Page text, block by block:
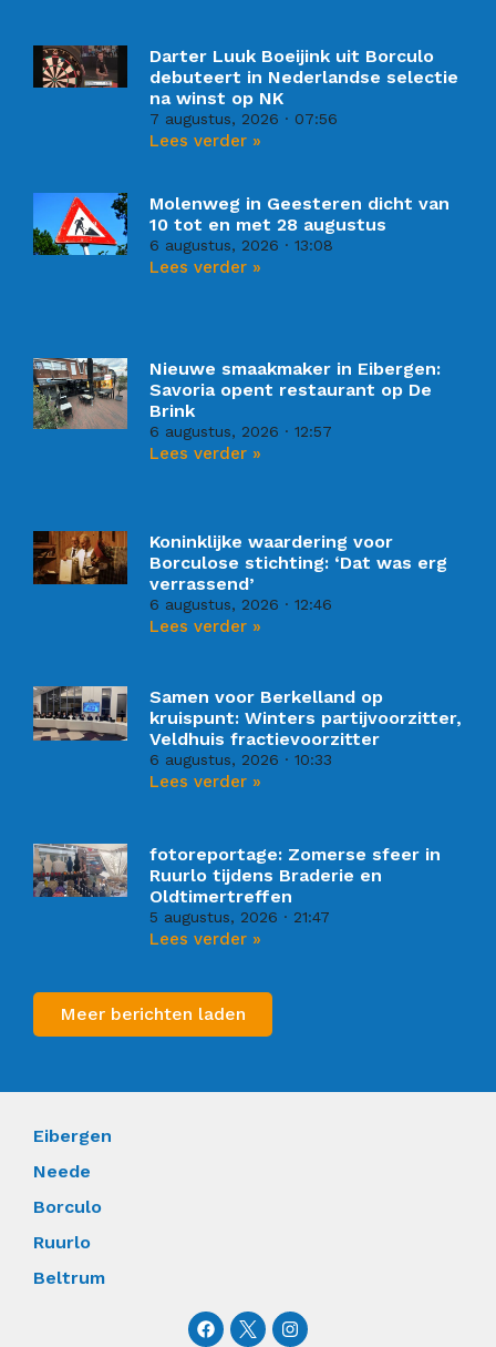
Darter Luuk Boeijink uit Borculo
debuteert in Nederlandse selectie
na winst op NK
7 augustus, 2026 07:56
Lees verder »
Molenweg in Geesteren dicht van
10 tot en met 28 augustus
6 augustus, 2026 13:08
Lees verder »
Nieuwe smaakmaker in Eibergen:
Savoria opent restaurant op De
Brink
6 augustus, 2026 12:57
Lees verder »
Koninklijke waardering voor
Borculose stichting: ‘Dat was erg
verrassend’
6 augustus, 2026 12:46
Lees verder »
Samen voor Berkelland op
kruispunt: Winters partijvoorzitter,
Veldhuis fractievoorzitter
6 augustus, 2026 10:33
Lees verder »
fotoreportage: Zomerse sfeer in
Ruurlo tijdens Braderie en
Oldtimertreffen
5 augustus, 2026 21:47
Lees verder »
Meer berichten laden
Eibergen
Neede
Borculo
Ruurlo
Beltrum
F
a
I
n